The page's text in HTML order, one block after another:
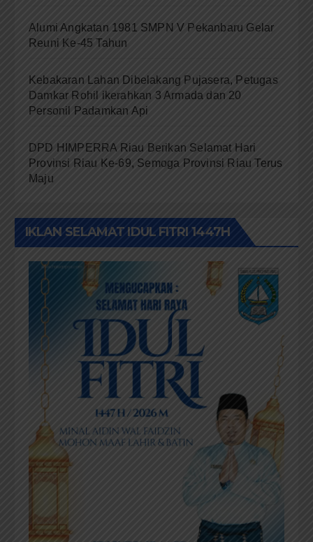
Alumi Angkatan 1981 SMPN V Pekanbaru Gelar
Reuni Ke-45 Tahun
Kebakaran Lahan Dibelakang Pujasera, Petugas
Damkar Rohil ikerahkan 3 Armada dan 20
Personil Padamkan Api
DPD HIMPERRA Riau Berikan Selamat Hari
Provinsi Riau Ke-69, Semoga Provinsi Riau Terus
Maju
IKLAN SELAMAT IDUL FITRI 1447H